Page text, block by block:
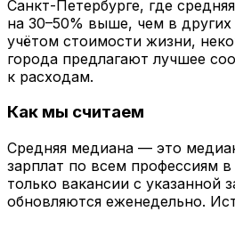
Санкт-Петербурге, где
на 30–50% выше, чем в
учётом стоимости жизни,
города предлагают лучшее
к расходам.
Как мы считаем
Средняя медиана — это
зарплат по всем профессиям
только вакансии с указанной
обновляются еженедельно.